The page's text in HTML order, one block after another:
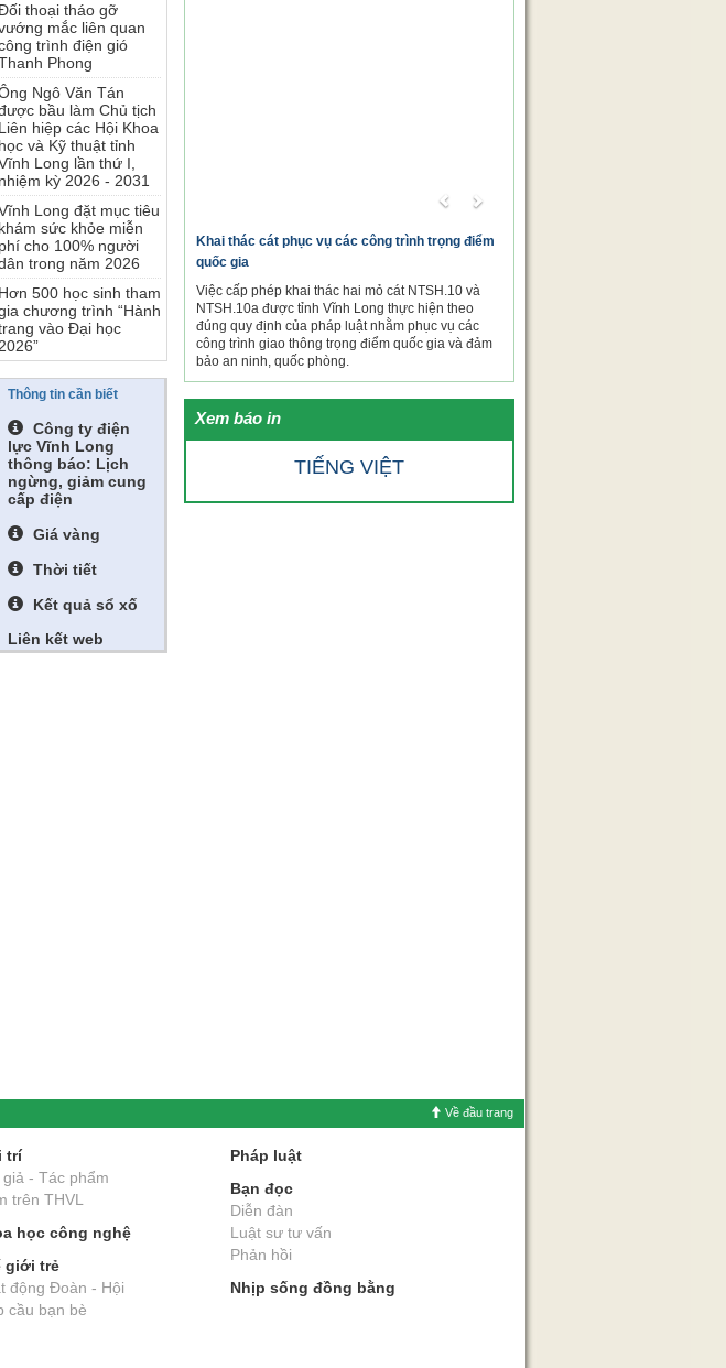
thoại tháo gỡ
mắc liên quan
trình điện gió
Phong
Ngô Văn Tán
bầu làm Chủ tịch
Liên hiệp các Hội Khoa
học và Kỹ thuật tỉnh
Long lần thứ I,
nhiệm kỳ 2026 - 2031
Long đặt mục tiêu
khám sức khỏe miễn
phí cho 100% người
trong năm 2026
Hơn 500 học sinh tham
chương trình “Hành
vào Đại học
Thông tin cần biết
Công ty điện
lực Vĩnh Long
thông báo: Lịch
ngừng, giảm cung
cấp điện
Giá vàng
Thời tiết
Kết quả sổ xố
Liên kết web
Khai thác cát phục vụ các công trình trọng điểm
quốc gia
Việc cấp phép khai thác hai mỏ cát NTSH.10 và
NTSH.10a được tỉnh Vĩnh Long thực hiện theo
đúng quy định của pháp luật nhằm phục vụ các
công trình giao thông trọng điểm quốc gia và đảm
bảo an ninh, quốc phòng.
Previous
Xem báo in
TIẾNG VIỆT
Về đầu trang
trí
- Tác phẩm
trên THVL
học công nghệ
giới trẻ
động Đoàn - Hội
cầu bạn bè
Pháp luật
Bạn đọc
Diễn đàn
Luật sư tư vấn
Phản hồi
Nhịp sống đồng bằng